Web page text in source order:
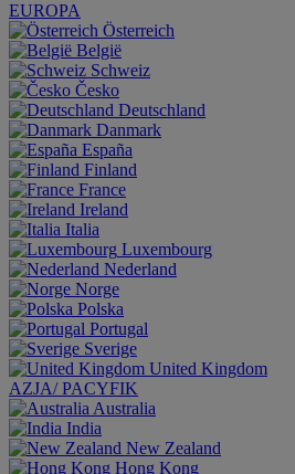
EUROPA
Österreich
België
Schweiz
Česko
Deutschland
Danmark
España
Finland
France
Ireland
Italia
Luxembourg
Nederland
Norge
Polska
Portugal
Sverige
United Kingdom
AZJA/ PACYFIK
Australia
India
New Zealand
Hong Kong